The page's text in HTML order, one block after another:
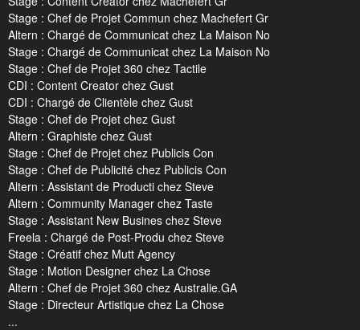
Stage : Chef de Projet Commun chez Machefert Gr
Altern : Chargé de Communicat chez La Maison No
Stage : Chargé de Communicat chez La Maison No
Stage : Chef de Projet 360 chez Tactile
CDI : Content Creator chez Gust
CDI : Chargé de Clientèle chez Gust
Stage : Chef de Projet chez Gust
Altern : Graphiste chez Gust
Stage : Chef de Projet chez Publicis Con
Stage : Chef de Publicité chez Publicis Con
Altern : Assistant de Producti chez Steve
Altern : Community Manager chez Taste
Stage : Assistant New Busines chez Steve
Freela : Chargé de Post-Produ chez Steve
Stage : Créatif chez Mutt Agency
Stage : Motion Designer chez La Chose
Altern : Chef de Projet 360 chez Australie.GA
Stage : Directeur Artistique chez La Chose
...